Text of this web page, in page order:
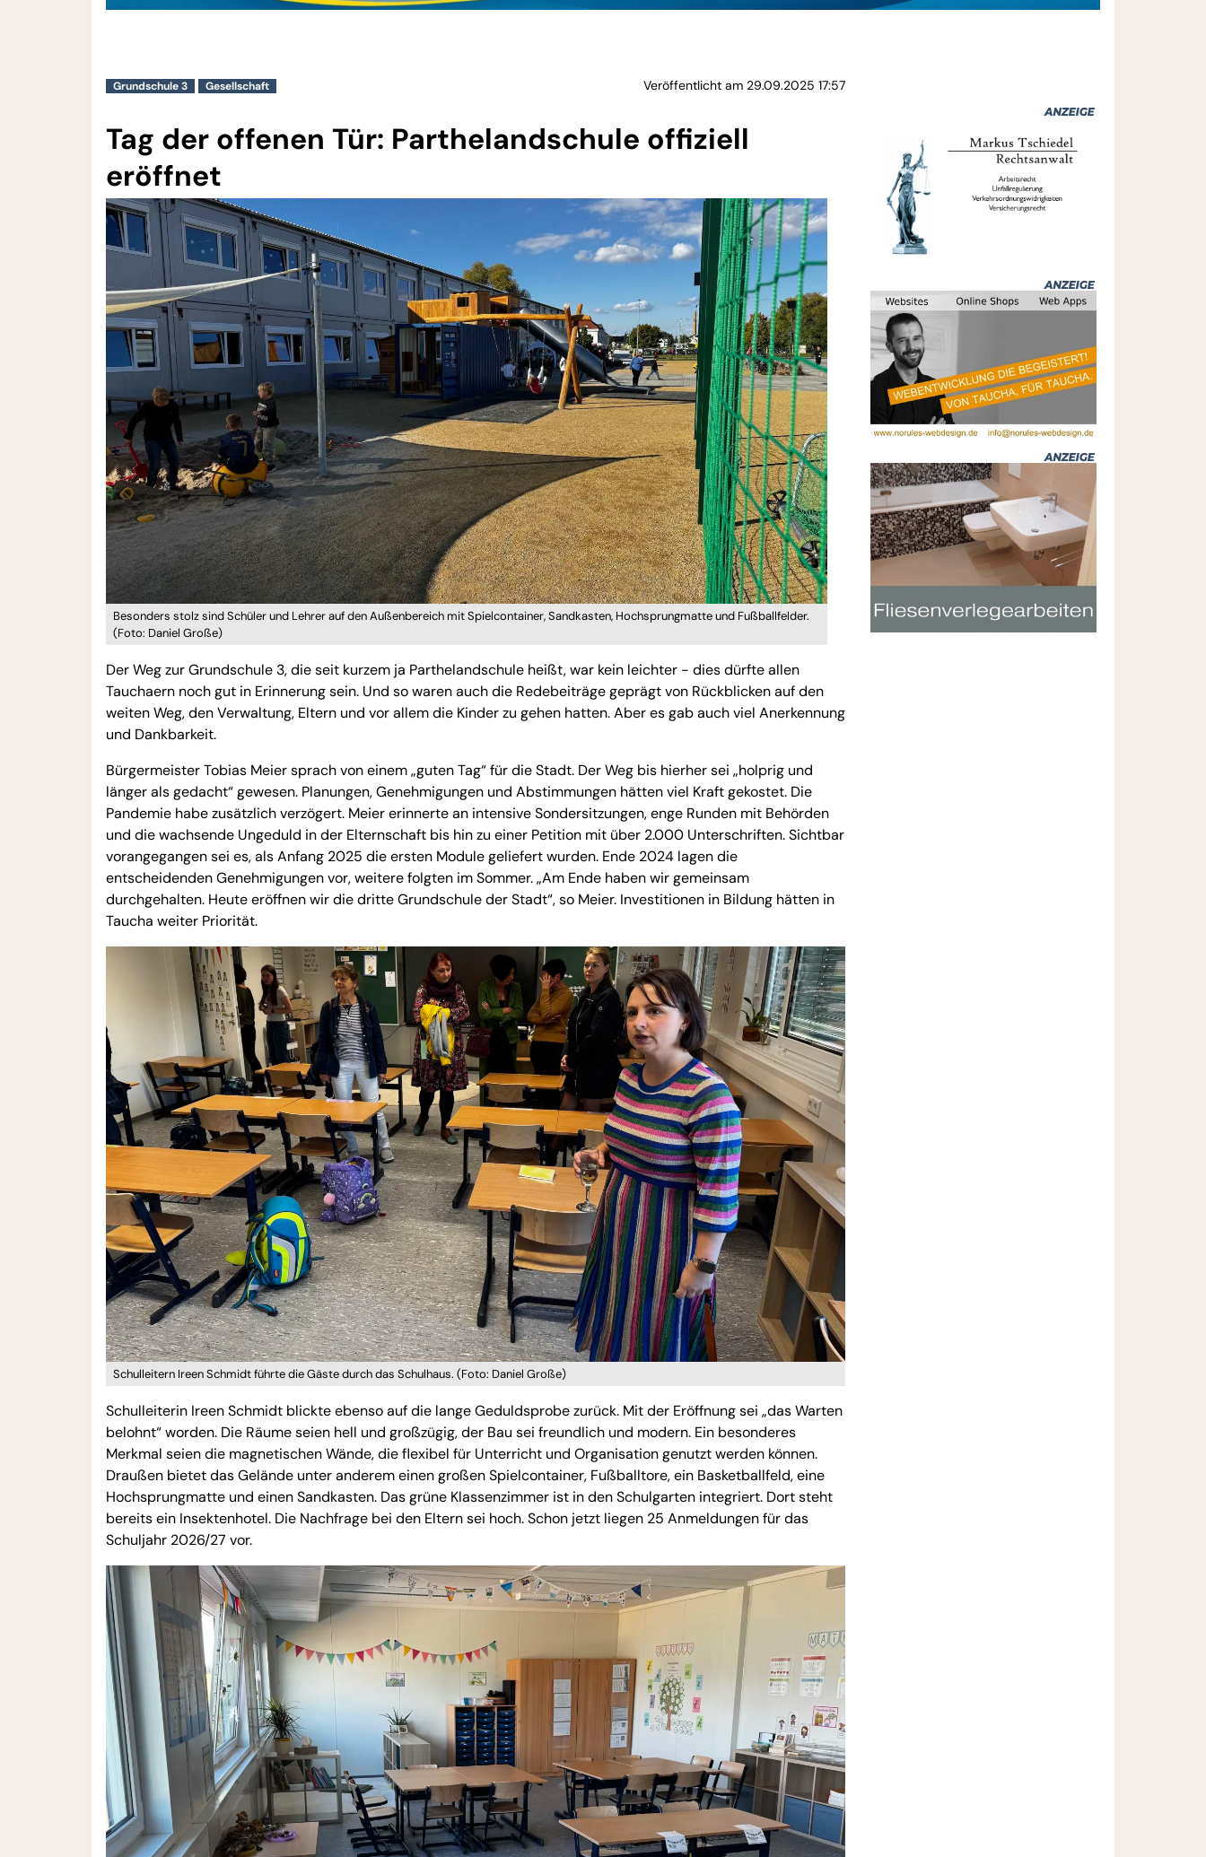
Grundschule 3 Gesellschaft Veröffentlicht am 29.09.2025 17:57
Tag der offenen Tür: Parthelandschule offiziell
eröffnet
Besonders stolz sind Schüler und Lehrer auf den Außenbereich mit Spielcontainer, Sandkasten, Hochsprungmatte und Fußballfelder.
(Foto: Daniel Große)
Der Weg zur Grundschule 3, die seit kurzem ja Parthelandschule heißt, war kein leichter - dies dürfte allen
Tauchaern noch gut in Erinnerung sein. Und so waren auch die Redebeiträge geprägt von Rückblicken auf den
weiten Weg, den Verwaltung, Eltern und vor allem die Kinder zu gehen hatten. Aber es gab auch viel Anerkennung
und Dankbarkeit.
Bürgermeister Tobias Meier sprach von einem „guten Tag“ für die Stadt. Der Weg bis hierher sei „holprig und
länger als gedacht“ gewesen. Planungen, Genehmigungen und Abstimmungen hätten viel Kraft gekostet. Die
Pandemie habe zusätzlich verzögert. Meier erinnerte an intensive Sondersitzungen, enge Runden mit Behörden
und die wachsende Ungeduld in der Elternschaft bis hin zu einer Petition mit über 2.000 Unterschriften. Sichtbar
vorangegangen sei es, als Anfang 2025 die ersten Module geliefert wurden. Ende 2024 lagen die
entscheidenden Genehmigungen vor, weitere folgten im Sommer. „Am Ende haben wir gemeinsam
durchgehalten. Heute eröffnen wir die dritte Grundschule der Stadt“, so Meier. Investitionen in Bildung hätten in
Taucha weiter Priorität.
Schulleitern Ireen Schmidt führte die Gäste durch das Schulhaus. (Foto: Daniel Große)
Schulleiterin Ireen Schmidt blickte ebenso auf die lange Geduldsprobe zurück. Mit der Eröffnung sei „das Warten
belohnt“ worden. Die Räume seien hell und großzügig, der Bau sei freundlich und modern. Ein besonderes
Merkmal seien die magnetischen Wände, die flexibel für Unterricht und Organisation genutzt werden können.
Draußen bietet das Gelände unter anderem einen großen Spielcontainer, Fußballtore, ein Basketballfeld, eine
Hochsprungmatte und einen Sandkasten. Das grüne Klassenzimmer ist in den Schulgarten integriert. Dort steht
bereits ein Insektenhotel. Die Nachfrage bei den Eltern sei hoch. Schon jetzt liegen 25 Anmeldungen für das
Schuljahr 2026/27 vor.